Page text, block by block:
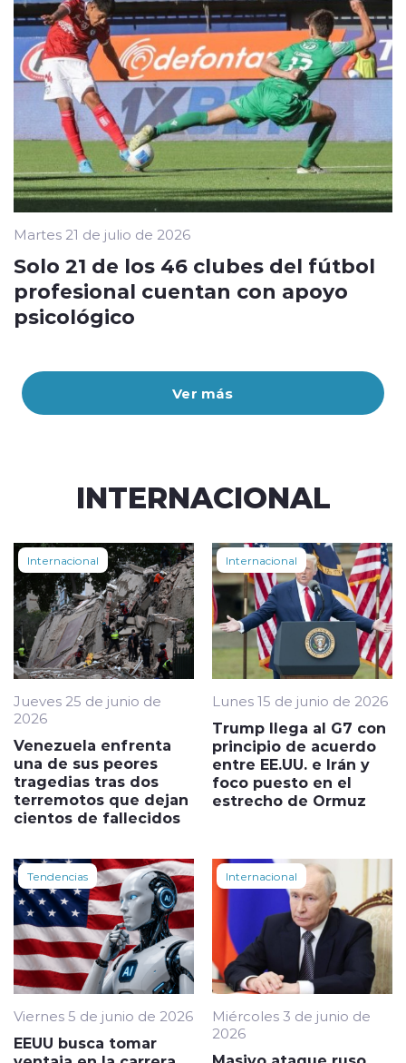
Ver más
Martes 21 de julio de 2026
Solo 21 de los 46 clubes del fútbol
profesional cuentan con apoyo
psicológico
INTERNACIONAL
Internacional
Jueves 25 de junio de
2026
Venezuela enfrenta
una de sus peores
tragedias tras dos
terremotos que dejan
cientos de fallecidos
Internacional
Lunes 15 de junio de 2026
Trump llega al G7 con
principio de acuerdo
entre EE.UU. e Irán y
foco puesto en el
estrecho de Ormuz
Tendencias
Viernes 5 de junio de 2026
EEUU busca tomar
Internacional
Miércoles 3 de junio de
2026